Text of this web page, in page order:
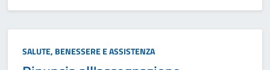
Categoria:
SALUTE, BENESSERE E ASSISTENZA